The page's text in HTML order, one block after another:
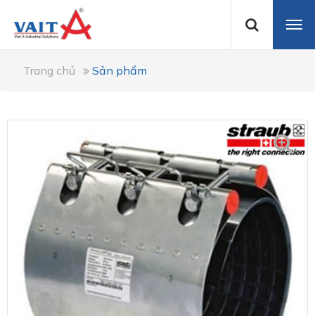
Trang chủ Sản phẩm